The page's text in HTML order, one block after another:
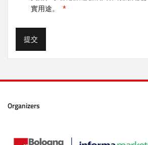
實用途。
提交
Organizers